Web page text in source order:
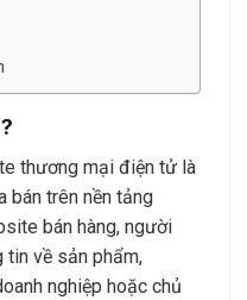
thương mại điện tử là
bán trên nền tảng
bán hàng, người
tin về sản phẩm,
nghiệp hoặc chủ